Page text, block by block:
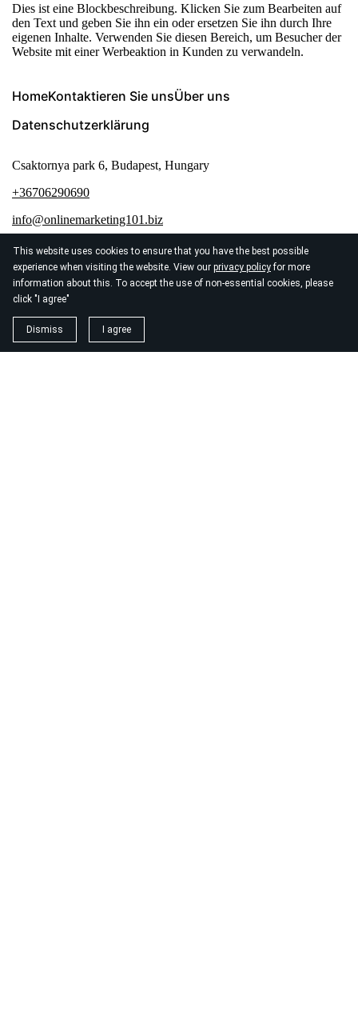
This website uses cookies to ensure that you have the best possible
experience when visiting the website. View our privacy policyfor more
information about this. To accept the use of non-essential cookies, please
click "I agree"
Dismiss I agree
Dies ist eine Blockbeschreibung. Klicken Sie zum Bearbeiten auf
den Text und geben Sie ihn ein oder ersetzen Sie ihn durch Ihre
eigenen Inhalte. Verwenden Sie diesen Bereich, um Besucher der
Website mit einer Werbeaktion in Kunden zu verwandeln.
HomeKontaktieren Sie unsÜber uns
Datenschutzerklärung
Csaktornya park 6, Budapest, Hungary
+36706290690
info@onlinemarketing101.biz
© 2026 Seo Agentur Zurich